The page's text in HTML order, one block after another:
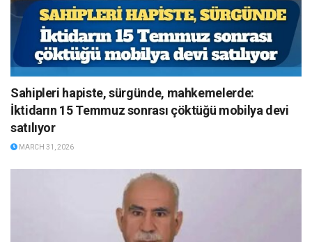
Sahipleri hapiste, sürgünde, mahkemelerde:
İktidarın 15 Temmuz sonrası çöktüğü mobilya devi
satılıyor
MARCH 31, 2026